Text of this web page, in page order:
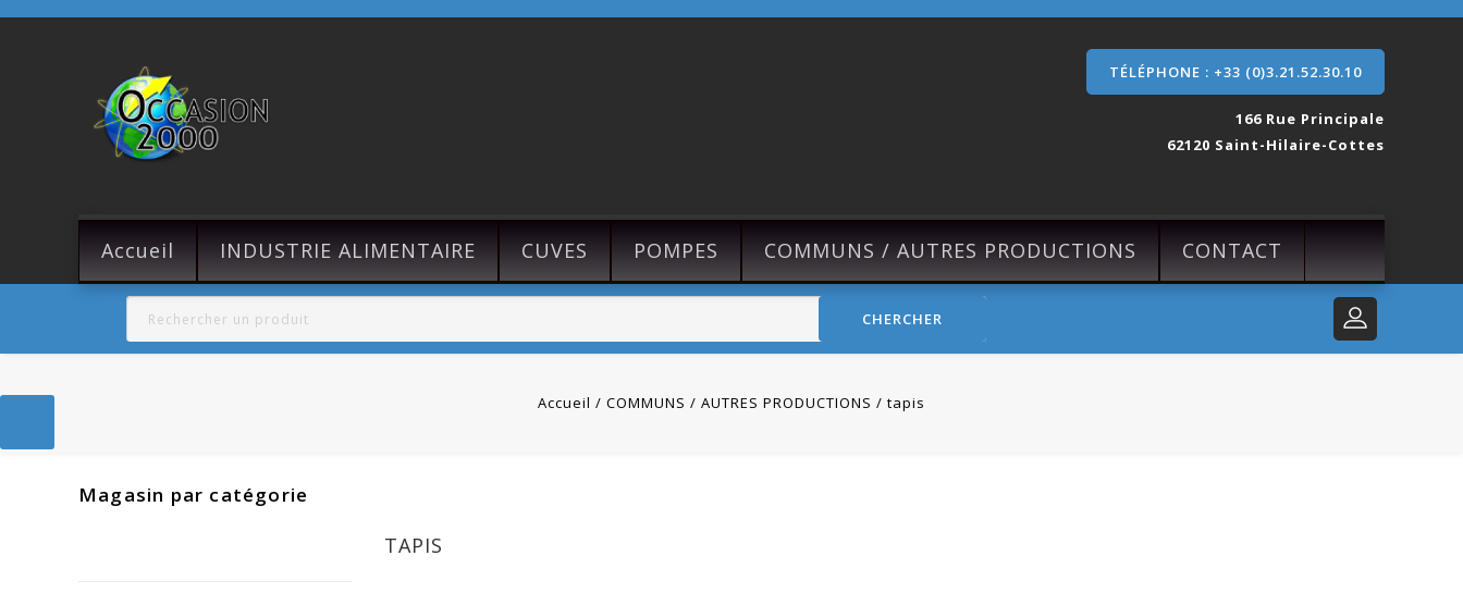
TÉLÉPHONE : +33 (0)3.21.52.30.10
166 Rue Principale
62120 Saint-Hilaire-Cottes
Accueil INDUSTRIE ALIMENTAIRE CUVES POMPES COMMUNS / AUTRES PRODUCTIONS CONTACT
CHERCHER
Accueil COMMUNS / AUTRES PRODUCTIONS tapis
Magasin par catégorie
TAPIS